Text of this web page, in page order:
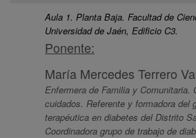
Aula 1. Planta Baja. Facultad de
Universidad de Jaén, Edificio C3.
Ponente:
María Mercedes Terrero
Enfermera de Familia y Comunitaria.
cuidados. Referente y formadora del
terapéutica en diabetes del Distrito
Coordinadora grupo de trabajo de